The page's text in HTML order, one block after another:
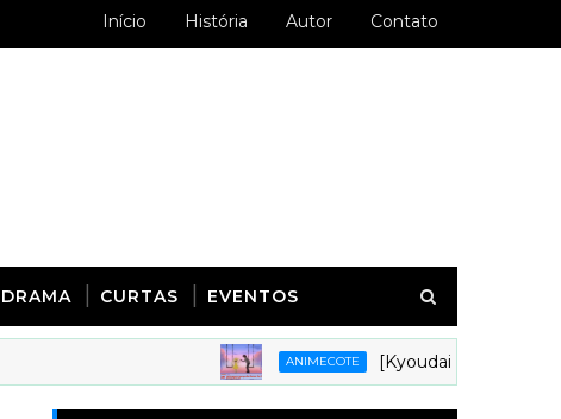
Início História Autor Contato
DRAMA CURTAS EVENTOS
ANIMECOTE [Kyoudai Podcast 281]